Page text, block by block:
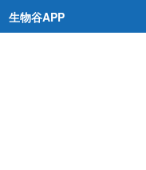
生物谷APP